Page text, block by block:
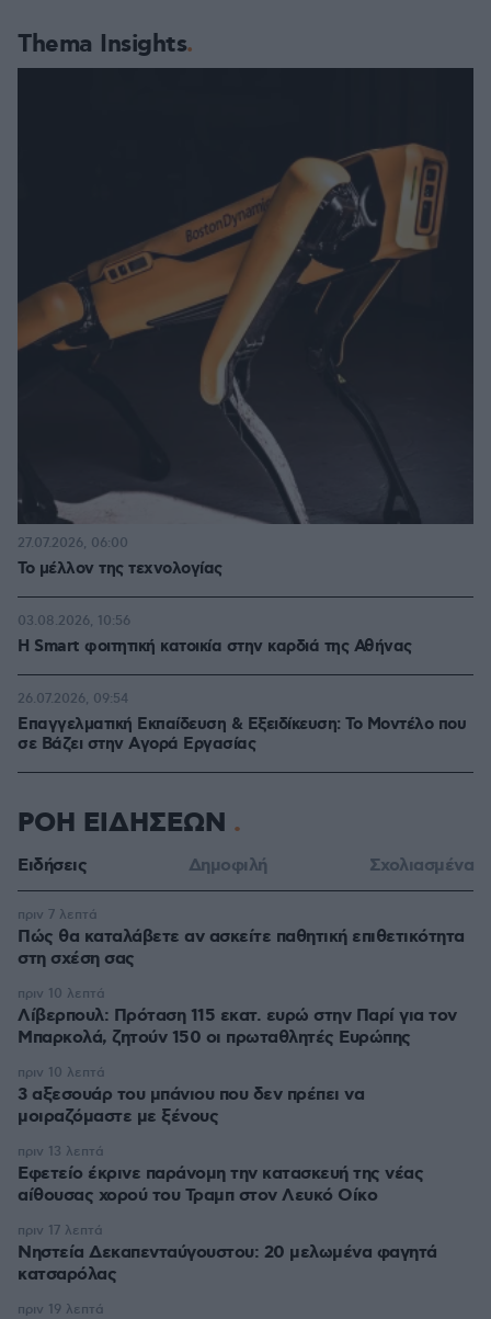
Thema Insights
Το μέλλον της τεχνολογίας
27.07.2026, 06:00
Η Smart φοιτητική κατοικία στην καρδιά της Αθήνας
03.08.2026, 10:56
Επαγγελματική Εκπαίδευση & Εξειδίκευση: Το Mοντέλο που
σε Bάζει στην Aγορά Eργασίας
26.07.2026, 09:54
ΡΟΗ ΕΙΔΗΣΕΩΝ
Ειδήσεις Δημοφιλή Σχολιασμένα
Πώς θα καταλάβετε αν ασκείτε παθητική επιθετικότητα
στη σχέση σας
πριν 7 λεπτά
Λίβερπουλ: Πρόταση 115 εκατ. ευρώ στην Παρί για τον
Μπαρκολά, ζητούν 150 οι πρωταθλητές Ευρώπης
πριν 10 λεπτά
3 αξεσουάρ του μπάνιου που δεν πρέπει να
μοιραζόμαστε με ξένους
πριν 10 λεπτά
Εφετείο έκρινε παράνομη την κατασκευή της νέας
αίθουσας χορού του Τραμπ στον Λευκό Οίκο
πριν 13 λεπτά
Νηστεία Δεκαπενταύγουστου: 20 μελωμένα φαγητά
κατσαρόλας
πριν 17 λεπτά
πριν 19 λεπτά